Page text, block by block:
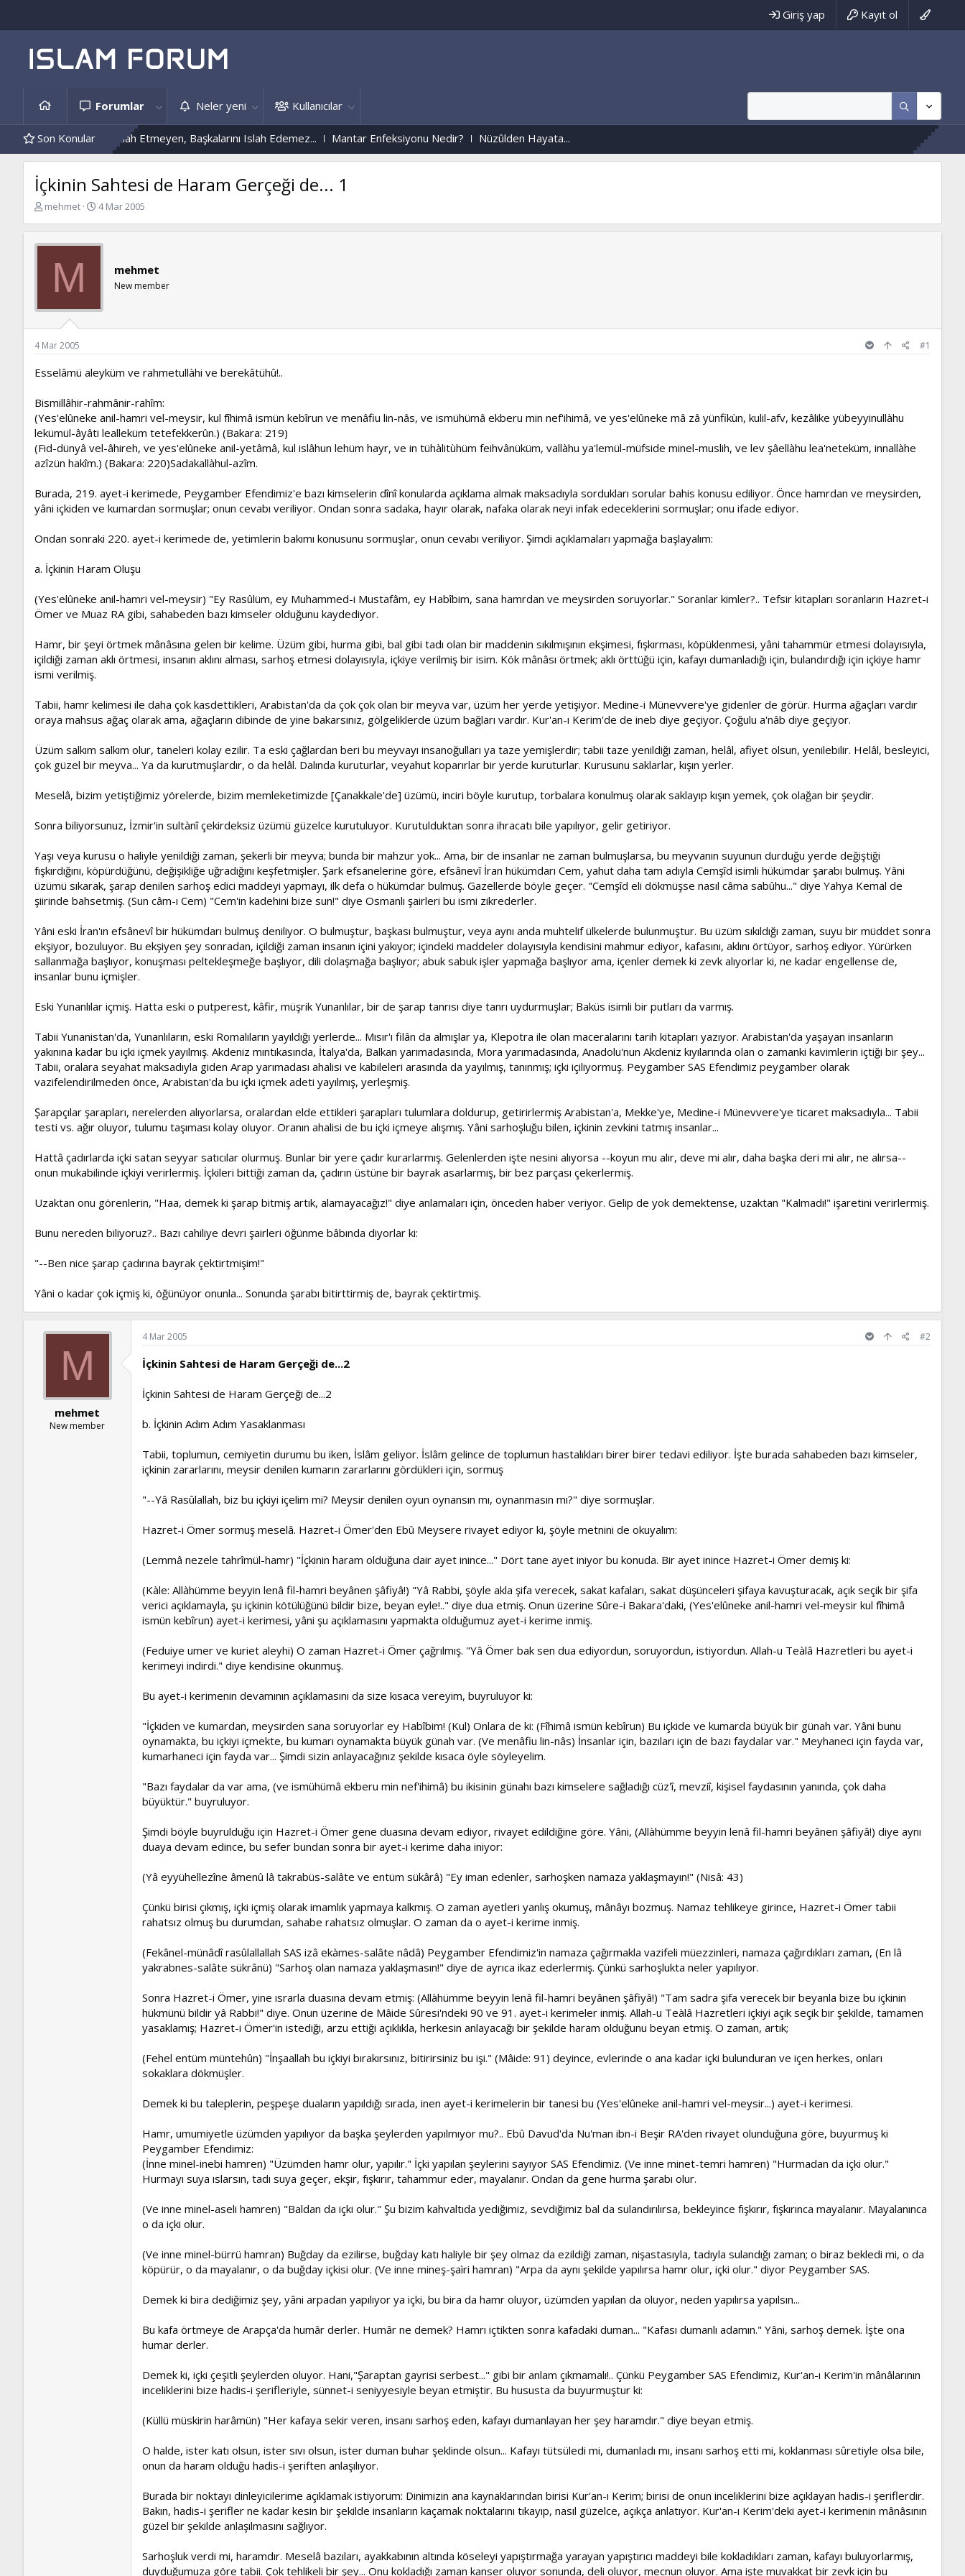
Giriş yap Kayıt ol
Forumlar Neler yeni Kullanıcılar
Son Konular
Kendini Islah Etmeyen, Başkalarını Islah Edemez... Mantar Enfeksiyonu Nedir? Nüzûlden Hayata...
İçkinin Sahtesi de Haram Gerçeği de... 1
K
b
a
a
a
mehmet
B
l
ç
h
4 Mar 2005
M mehmet
New member
4 Mar 2005 #1
Esselâmü aleyküm ve rahmetullàhi ve berekâtühû!..
Bismillâhir-rahmânir-rahîm:
(Yes'elûneke anil-hamri vel-meysir, kul fîhimâ ismün kebîrun ve menâfiu lin-nâs, ve ismühümâ ekberu min nef'ihimâ, ve yes'elûneke mâ zâ yünfikùn, kulil-afv, kezâlike yübeyyinullàhu
lekümül-âyâti lealleküm tetefekkerûn.) (Bakara: 219)
(Fid-dünyâ vel-âhireh, ve yes'elûneke anil-yetâmâ, kul islâhun lehüm hayr, ve in tühàlitùhüm feihvânüküm, vallàhu ya'lemül-müfside minel-muslih, ve lev şâellàhu lea'neteküm, innallàhe
azîzün hakîm.) (Bakara: 220)Sadakallàhul-azîm.
Burada, 219. ayet-i kerimede, Peygamber Efendimiz'e bazı kimselerin dînî konularda açıklama almak maksadıyla sordukları sorular bahis konusu ediliyor. Önce hamrdan ve meysirden,
yâni içkiden ve kumardan sormuşlar; onun cevabı veriliyor. Ondan sonra sadaka, hayır olarak, nafaka olarak neyi infak edeceklerini sormuşlar; onu ifade ediyor.
Ondan sonraki 220. ayet-i kerimede de, yetimlerin bakımı konusunu sormuşlar, onun cevabı veriliyor. Şimdi açıklamaları yapmağa başlayalım:
a. İçkinin Haram Oluşu
(Yes'elûneke anil-hamri vel-meysir) "Ey Rasûlüm, ey Muhammed-i Mustafâm, ey Habîbim, sana hamrdan ve meysirden soruyorlar." Soranlar kimler?.. Tefsir kitapları soranların Hazret-i
Ömer ve Muaz RA gibi, sahabeden bazı kimseler olduğunu kaydediyor.
Hamr, bir şeyi örtmek mânâsına gelen bir kelime. Üzüm gibi, hurma gibi, bal gibi tadı olan bir maddenin sıkılmışının ekşimesi, fışkırması, köpüklenmesi, yâni tahammür etmesi dolayısıyla,
içildiği zaman aklı örtmesi, insanın aklını alması, sarhoş etmesi dolayısıyla, içkiye verilmiş bir isim. Kök mânâsı örtmek; aklı örttüğü için, kafayı dumanladığı için, bulandırdığı için içkiye hamr
ismi verilmiş.
Tabii, hamr kelimesi ile daha çok kasdettikleri, Arabistan'da da çok çok olan bir meyva var, üzüm her yerde yetişiyor. Medine-i Münevvere'ye gidenler de görür. Hurma ağaçları vardır
oraya mahsus ağaç olarak ama, ağaçların dibinde de yine bakarsınız, gölgeliklerde üzüm bağları vardır. Kur'an-ı Kerim'de de ineb diye geçiyor. Çoğulu a'nâb diye geçiyor.
Üzüm salkım salkım olur, taneleri kolay ezilir. Ta eski çağlardan beri bu meyvayı insanoğulları ya taze yemişlerdir; tabii taze yenildiği zaman, helâl, afiyet olsun, yenilebilir. Helâl, besleyici,
çok güzel bir meyva... Ya da kurutmuşlardır, o da helâl. Dalında kuruturlar, veyahut koparırlar bir yerde kuruturlar. Kurusunu saklarlar, kışın yerler.
Meselâ, bizim yetiştiğimiz yörelerde, bizim memleketimizde [Çanakkale'de] üzümü, inciri böyle kurutup, torbalara konulmuş olarak saklayıp kışın yemek, çok olağan bir şeydir.
Sonra biliyorsunuz, İzmir'in sultànî çekirdeksiz üzümü güzelce kurutuluyor. Kurutulduktan sonra ihracatı bile yapılıyor, gelir getiriyor.
Yaşı veya kurusu o haliyle yenildiği zaman, şekerli bir meyva; bunda bir mahzur yok... Ama, bir de insanlar ne zaman bulmuşlarsa, bu meyvanın suyunun durduğu yerde değiştiği
fışkırdığını, köpürdüğünü, değişikliğe uğradığını keşfetmişler. Şark efsanelerine göre, efsânevî İran hükümdarı Cem, yahut daha tam adıyla Cemşîd isimli hükümdar şarabı bulmuş. Yâni
üzümü sıkarak, şarap denilen sarhoş edici maddeyi yapmayı, ilk defa o hükümdar bulmuş. Gazellerde böyle geçer. "Cemşîd eli dökmüşse nasıl câma sabûhu..." diye Yahya Kemal de
şiirinde bahsetmiş. (Sun câm-ı Cem) "Cem'in kadehini bize sun!" diye Osmanlı şairleri bu ismi zikrederler.
Yâni eski İran'ın efsânevî bir hükümdarı bulmuş deniliyor. O bulmuştur, başkası bulmuştur, veya aynı anda muhtelif ülkelerde bulunmuştur. Bu üzüm sıkıldığı zaman, suyu bir müddet sonra
ekşiyor, bozuluyor. Bu ekşiyen şey sonradan, içildiği zaman insanın içini yakıyor; içindeki maddeler dolayısıyla kendisini mahmur ediyor, kafasını, aklını örtüyor, sarhoş ediyor. Yürürken
sallanmağa başlıyor, konuşması peltekleşmeğe başlıyor, dili dolaşmağa başlıyor; abuk sabuk işler yapmağa başlıyor ama, içenler demek ki zevk alıyorlar ki, ne kadar engellense de,
insanlar bunu içmişler.
Eski Yunanlılar içmiş. Hatta eski o putperest, kâfir, müşrik Yunanlılar, bir de şarap tanrısı diye tanrı uydurmuşlar; Baküs isimli bir putları da varmış.
Tabii Yunanistan'da, Yunanlıların, eski Romalıların yayıldığı yerlerde... Mısır'ı filân da almışlar ya, Klepotra ile olan maceralarını tarih kitapları yazıyor. Arabistan'da yaşayan insanların
yakınına kadar bu içki içmek yayılmış. Akdeniz mıntıkasında, İtalya'da, Balkan yarımadasında, Mora yarımadasında, Anadolu'nun Akdeniz kıyılarında olan o zamanki kavimlerin içtiği bir şey...
Tabii, oralara seyahat maksadıyla giden Arap yarımadası ahalisi ve kabileleri arasında da yayılmış, tanınmış; içki içiliyormuş. Peygamber SAS Efendimiz peygamber olarak
vazifelendirilmeden önce, Arabistan'da bu içki içmek adeti yayılmış, yerleşmiş.
Şarapçılar şarapları, nerelerden alıyorlarsa, oralardan elde ettikleri şarapları tulumlara doldurup, getirirlermiş Arabistan'a, Mekke'ye, Medine-i Münevvere'ye ticaret maksadıyla... Tabii
testi vs. ağır oluyor, tulumu taşıması kolay oluyor. Oranın ahalisi de bu içki içmeye alışmış. Yâni sarhoşluğu bilen, içkinin zevkini tatmış insanlar...
Hattâ çadırlarda içki satan seyyar satıcılar olurmuş. Bunlar bir yere çadır kurarlarmış. Gelenlerden işte nesini alıyorsa --koyun mu alır, deve mi alır, daha başka deri mi alır, ne alırsa--
onun mukabilinde içkiyi verirlermiş. İçkileri bittiği zaman da, çadırın üstüne bir bayrak asarlarmış, bir bez parçası çekerlermiş.
Uzaktan onu görenlerin, "Haa, demek ki şarap bitmiş artık, alamayacağız!" diye anlamaları için, önceden haber veriyor. Gelip de yok demektense, uzaktan "Kalmadı!" işaretini verirlermiş.
Bunu nereden biliyoruz?.. Bazı cahiliye devri şairleri öğünme bâbında diyorlar ki:
"--Ben nice şarap çadırına bayrak çektirtmişim!"
Yâni o kadar çok içmiş ki, öğünüyor onunla... Sonunda şarabı bitirttirmiş de, bayrak çektirtmiş.
M
mehmet
New member
4 Mar 2005 #2
İçkinin Sahtesi de Haram Gerçeği de...2
İçkinin Sahtesi de Haram Gerçeği de...2
b. İçkinin Adım Adım Yasaklanması
Tabii, toplumun, cemiyetin durumu bu iken, İslâm geliyor. İslâm gelince de toplumun hastalıkları birer birer tedavi ediliyor. İşte burada sahabeden bazı kimseler,
içkinin zararlarını, meysir denilen kumarın zararlarını gördükleri için, sormuş
"--Yâ Rasûlallah, biz bu içkiyi içelim mi? Meysir denilen oyun oynansın mı, oynanmasın mı?" diye sormuşlar.
Hazret-i Ömer sormuş meselâ. Hazret-i Ömer'den Ebû Meysere rivayet ediyor ki, şöyle metnini de okuyalım:
(Lemmâ nezele tahrîmül-hamr) "İçkinin haram olduğuna dair ayet inince..." Dört tane ayet iniyor bu konuda. Bir ayet inince Hazret-i Ömer demiş ki:
(Kàle: Allàhümme beyyin lenâ fil-hamri beyânen şâfiyâ!) "Yâ Rabbi, şöyle akla şifa verecek, sakat kafaları, sakat düşünceleri şifaya kavuşturacak, açık seçik bir şifa
verici açıklamayla, şu içkinin kötülüğünü bildir bize, beyan eyle!.." diye dua etmiş. Onun üzerine Sûre-i Bakara'daki, (Yes'elûneke anil-hamri vel-meysir kul fîhimâ
ismün kebîrun) ayet-i kerimesi, yâni şu açıklamasını yapmakta olduğumuz ayet-i kerime inmiş.
(Feduiye umer ve kuriet aleyhi) O zaman Hazret-i Ömer çağrılmış. "Yâ Ömer bak sen dua ediyordun, soruyordun, istiyordun. Allah-u Teàlâ Hazretleri bu ayet-i
kerimeyi indirdi." diye kendisine okunmuş.
Bu ayet-i kerimenin devamının açıklamasını da size kısaca vereyim, buyruluyor ki:
"İçkiden ve kumardan, meysirden sana soruyorlar ey Habîbim! (Kul) Onlara de ki: (Fîhimâ ismün kebîrun) Bu içkide ve kumarda büyük bir günah var. Yâni bunu
oynamakta, bu içkiyi içmekte, bu kumarı oynamakta büyük günah var. (Ve menâfiu lin-nâs) İnsanlar için, bazıları için de bazı faydalar var." Meyhaneci için fayda var,
kumarhaneci için fayda var... Şimdi sizin anlayacağınız şekilde kısaca öyle söyleyelim.
"Bazı faydalar da var ama, (ve ismühümâ ekberu min nef'ihimâ) bu ikisinin günahı bazı kimselere sağladığı cüz'î, mevziî, kişisel faydasının yanında, çok daha
büyüktür." buyruluyor.
Şimdi böyle buyrulduğu için Hazret-i Ömer gene duasına devam ediyor, rivayet edildiğine göre. Yâni, (Allàhümme beyyin lenâ fil-hamri beyânen şâfiyâ!) diye aynı
duaya devam edince, bu sefer bundan sonra bir ayet-i kerime daha iniyor:
(Yâ eyyühellezîne âmenû lâ takrabüs-salâte ve entüm sükârâ) "Ey iman edenler, sarhoşken namaza yaklaşmayın!" (Nisâ: 43)
Çünkü birisi çıkmış, içki içmiş olarak imamlık yapmaya kalkmış. O zaman ayetleri yanlış okumuş, mânâyı bozmuş. Namaz tehlikeye girince, Hazret-i Ömer tabii
rahatsız olmuş bu durumdan, sahabe rahatsız olmuşlar. O zaman da o ayet-i kerime inmiş.
(Fekânel-münâdî rasûlallallah SAS izâ ekàmes-salâte nâdâ) Peygamber Efendimiz'in namaza çağırmakla vazifeli müezzinleri, namaza çağırdıkları zaman, (En lâ
yakrabnes-salâte sükrânü) "Sarhoş olan namaza yaklaşmasın!" diye de ayrıca ikaz ederlermiş. Çünkü sarhoşlukta neler yapılıyor.
Sonra Hazret-i Ömer, yine ısrarla duasına devam etmiş: (Allàhümme beyyin lenâ fil-hamri beyânen şâfiyâ!) "Tam sadra şifa verecek bir beyanla bize bu içkinin
hükmünü bildir yâ Rabbi!" diye. Onun üzerine de Mâide Sûresi'ndeki 90 ve 91. ayet-i kerimeler inmiş. Allah-u Teàlâ Hazretleri içkiyi açık seçik bir şekilde, tamamen
yasaklamış; Hazret-i Ömer'in istediği, arzu ettiği açıklıkla, herkesin anlayacağı bir şekilde haram olduğunu beyan etmiş. O zaman, artık;
(Fehel entüm müntehûn) "İnşaallah bu içkiyi bırakırsınız, bitirirsiniz bu işi." (Mâide: 91) deyince, evlerinde o ana kadar içki bulunduran ve içen herkes, onları
sokaklara dökmüşler.
Demek ki bu taleplerin, peşpeşe duaların yapıldığı sırada, inen ayet-i kerimelerin bir tanesi bu (Yes'elûneke anil-hamri vel-meysir...) ayet-i kerimesi.
Hamr, umumiyetle üzümden yapılıyor da başka şeylerden yapılmıyor mu?.. Ebû Davud'da Nu'man ibn-i Beşir RA'den rivayet olunduğuna göre, buyurmuş ki
Peygamber Efendimiz:
(İnne minel-inebi hamren) "Üzümden hamr olur, yapılır." İçki yapılan şeylerini sayıyor SAS Efendimiz. (Ve inne minet-temri hamren) "Hurmadan da içki olur."
Hurmayı suya ıslarsın, tadı suya geçer, ekşir, fışkırır, tahammur eder, mayalanır. Ondan da gene hurma şarabı olur.
(Ve inne minel-aseli hamren) "Baldan da içki olur." Şu bizim kahvaltıda yediğimiz, sevdiğimiz bal da sulandırılırsa, bekleyince fışkırır, fışkırınca mayalanır. Mayalanınca
o da içki olur.
(Ve inne minel-bürrü hamran) Buğday da ezilirse, buğday katı haliyle bir şey olmaz da ezildiği zaman, nişastasıyla, tadıyla sulandığı zaman; o biraz bekledi mi, o da
köpürür, o da mayalanır, o da buğday içkisi olur. (Ve inne mineş-şaìri hamran) "Arpa da aynı şekilde yapılırsa hamr olur, içki olur." diyor Peygamber SAS.
Demek ki bira dediğimiz şey, yâni arpadan yapılıyor ya içki, bu bira da hamr oluyor, üzümden yapılan da oluyor, neden yapılırsa yapılsın...
Bu kafa örtmeye de Arapça'da humâr derler. Humâr ne demek? Hamrı içtikten sonra kafadaki duman... "Kafası dumanlı adamın." Yâni, sarhoş demek. İşte ona
humar derler.
Demek ki, içki çeşitli şeylerden oluyor. Hani,"Şaraptan gayrisi serbest..." gibi bir anlam çıkmamalı!.. Çünkü Peygamber SAS Efendimiz, Kur'an-ı Kerim'in mânâlarının
inceliklerini bize hadis-i şerifleriyle, sünnet-i seniyyesiyle beyan etmiştir. Bu hususta da buyurmuştur ki:
(Küllü müskirin harâmün) "Her kafaya sekir veren, insanı sarhoş eden, kafayı dumanlayan her şey haramdır." diye beyan etmiş.
O halde, ister katı olsun, ister sıvı olsun, ister duman buhar şeklinde olsun... Kafayı tütsüledi mi, dumanladı mı, insanı sarhoş etti mi, koklanması sûretiyle olsa bile,
onun da haram olduğu hadis-i şeriften anlaşılıyor.
Burada bir noktayı dinleyicilerime açıklamak istiyorum: Dinimizin ana kaynaklarından birisi Kur'an-ı Kerim; birisi de onun inceliklerini bize açıklayan hadis-i şeriflerdir.
Bakın, hadis-i şerifler ne kadar kesin bir şekilde insanların kaçamak noktalarını tıkayıp, nasıl güzelce, açıkça anlatıyor. Kur'an-ı Kerim'deki ayet-i kerimenin mânâsının
güzel bir şekilde anlaşılmasını sağlıyor.
Sarhoşluk verdi mi, haramdır. Meselâ bazıları, ayakkabının altında köseleyi yapıştırmağa yarayan yapıştırıcı maddeyi bile kokladıkları zaman, kafayı buluyorlarmış,
duyduğumuza göre tabii. Çok tehlikeli bir şey... Onu kokladığı zaman kanser oluyor sonunda, deli oluyor, mecnun oluyor. Ama işte muvakkat bir zevk için bu